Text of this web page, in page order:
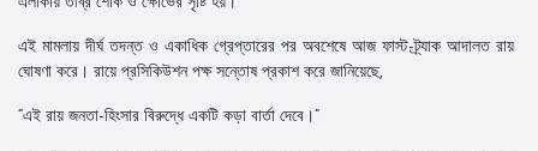
এই মামলায় দীর্ঘ তদন্ত ও একাধিক গ্রেপ্তারের পর অবশেষে আজ ফাস্ট-ট্র্যাক আদালত রায়
ঘোষণা করে। রায়ে প্রসিকিউশন পক্ষ সন্তোষ প্রকাশ করে জানিয়েছে,
“এই রায় জনতা-হিংসার বিরুদ্ধে একটি কড়া বার্তা দেবে।”